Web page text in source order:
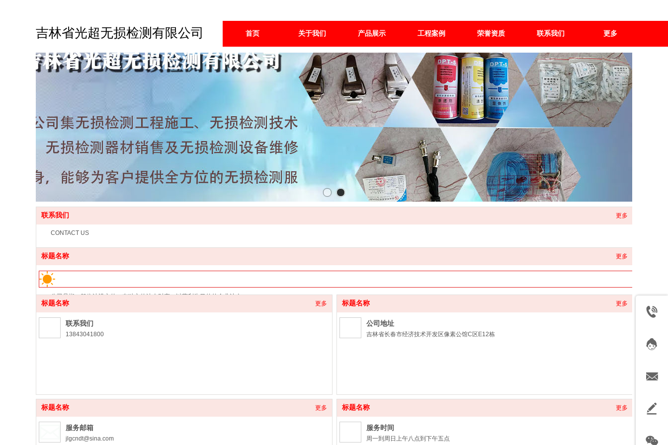
吉林省光超无损检测有限公司 首页 关于我们 产品展示 工程案例 荣誉资质 联系我们 更多
联系我们 更多
CONTACT US
标题名称 更多
公司是指一般依法设立的，有独立的法人财产，以营利为目的的企业法人。
标题名称 更多
联系我们
13843041800
标题名称 更多
公司地址
吉林省长春市经济技术开发区像素公馆C区E12栋
标题名称 更多
服务邮箱
jlgcndt@sina.com
标题名称 更多
服务时间
周一到周日上午八点到下午五点